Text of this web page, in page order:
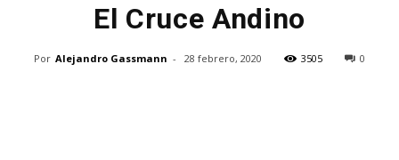
El Cruce Andino
Por Alejandro Gassmann - 28 febrero, 2020 3505 0